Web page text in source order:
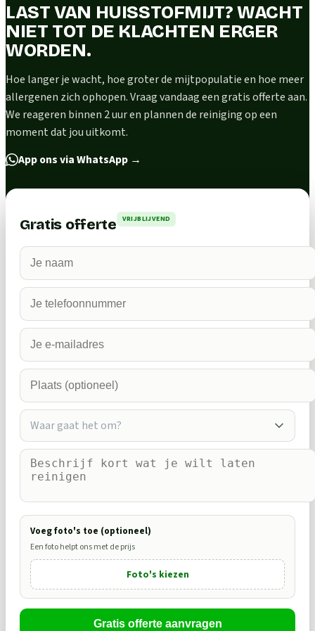
LAST VAN HUISSTOFMIJT? WACHT
NIET TOT DE KLACHTEN ERGER
WORDEN.
Hoe langer je wacht, hoe groter de mijtpopulatie en hoe meer
allergenen zich ophopen. Vraag vandaag een gratis offerte aan.
We reageren binnen 2 uur en plannen de reiniging op een
moment dat jou uitkomt.
App ons via WhatsApp →
Gratis offerte VRIJBLIJVEND
Waar gaat het om?
Voeg foto's toe (optioneel)
Een foto helpt ons met de prijs
Foto's kiezen
Gratis offerte aanvragen